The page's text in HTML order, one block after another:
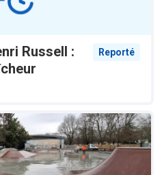
Russell :
Reporté